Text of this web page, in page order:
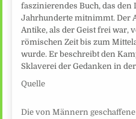
faszinierendes Buch, das den
Jahrhunderte mitnimmt. Der
Antike, als der Geist frei war,
römischen Zeit bis zum
wurde. Er beschreibt den
Sklaverei der Gedanken in
Quelle
Die von Männern